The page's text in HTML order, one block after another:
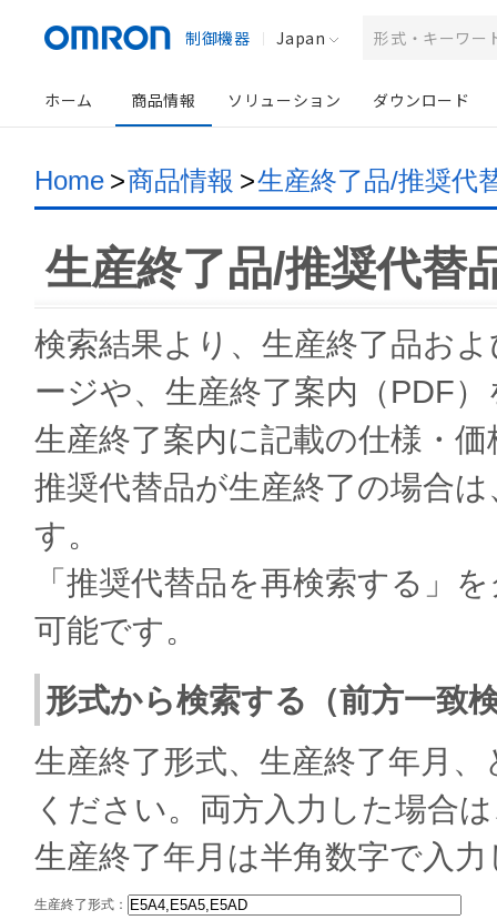
制御機器 Japan
ホーム 商品情報 ソリューション ダウンロード
Home >商品情報 >生産終了品/推奨代
生産終了品/推奨代替
検索結果より、生産終了品お
ージや、生産終了案内（PDF
生産終了案内に記載の仕様・
推奨代替品が生産終了の場合
す。
「推奨代替品を再検索する」
可能です。
形式から検索する（前方一致
生産終了形式、生産終了年月
ください。両方入力した場合
生産終了年月は半角数字で入
生産終了形式：